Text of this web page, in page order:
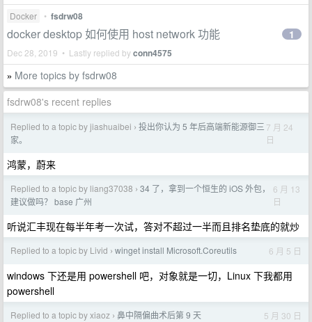
Docker • fsdrw08
docker desktop 如何使用 host network 功能
Dec 28, 2019 • Lastly replied byconn4575
1
» More topics by fsdrw08
fsdrw08's recent replies
Replied to a topic by jiashuaibei › 投出你认为 5 年后高端新能源御三
家。
7 月 24
日
鸿蒙，蔚来
Replied to a topic by liang37038 › 34 了，拿到一个恒生的 iOS 外包，
建议做吗？ base 广州
6 月 13
日
听说汇丰现在每半年考一次试，答对不超过一半而且排名垫底的就炒
Replied to a topic by Livid › winget install Microsoft.Coreutils 6 月 5 日
windows 下还是用 powershell 吧，对象就是一切，Linux 下我都用
powershell
Replied to a topic by xiaoz › 鼻中隔偏曲术后第 9 天 5 月 30 日